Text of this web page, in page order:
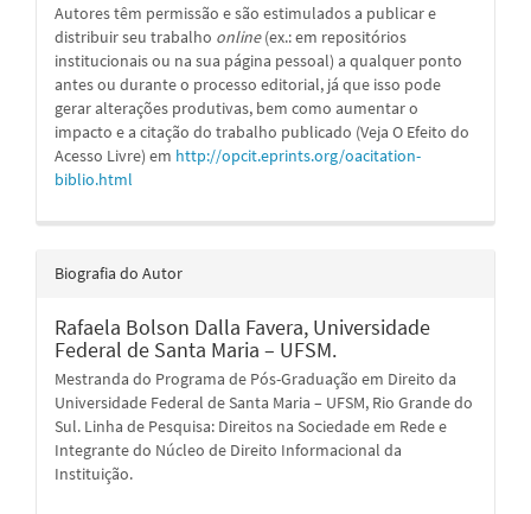
Autores têm permissão e são estimulados a publicar e
distribuir seu trabalho online(ex.: em repositórios
institucionais ou na sua página pessoal) a qualquer ponto
antes ou durante o processo editorial, já que isso pode
gerar alterações produtivas, bem como aumentar o
impacto e a citação do trabalho publicado (Veja O Efeito do
Acesso Livre) em http://opcit.eprints.org/oacitation-
biblio.html
Biografia do Autor
Rafaela Bolson Dalla Favera, Universidade
Federal de Santa Maria – UFSM.
Mestranda do Programa de Pós-Graduação em Direito da
Universidade Federal de Santa Maria – UFSM, Rio Grande do
Sul. Linha de Pesquisa: Direitos na Sociedade em Rede e
Integrante do Núcleo de Direito Informacional da
Instituição.